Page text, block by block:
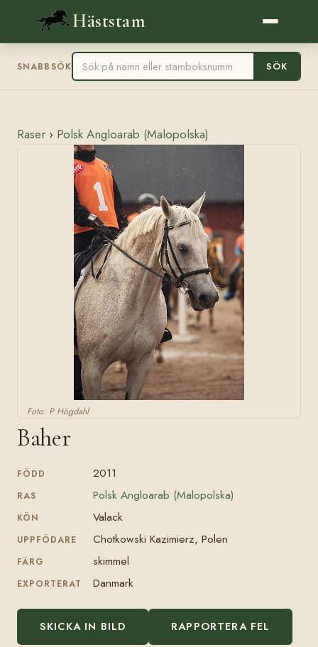
Häststam
SNABBSÖK SÖK
Raser › Polsk Angloarab (Malopolska)
Foto: P Högdahl
Baher
FÖDD 2011
RAS Polsk Angloarab (Malopolska)
KÖN Valack
UPPFÖDARE Chotkowski Kazimierz, Polen
FÄRG skimmel
EXPORTERAT Danmark
SKICKA IN BILD RAPPORTERA FEL